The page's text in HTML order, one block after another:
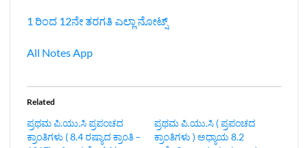
1 ರಿಂದ 12ನೇ ತರಗತಿ ಎಲ್ಲಾ ನೋಟ್ಸ್
All Notes App
Related
ಪ್ರಥಮ ಪಿ.ಯು.ಸಿ ಪ್ರಪಂಚದ
ಕ್ರಾಂತಿಗಳು ( 8.4 ರಷ್ಯಾದ ಕ್ರಾಂತಿ –
ಪ್ರಥಮ ಪಿ.ಯು.ಸಿ ( ಪ್ರಪಂಚದ
ಕ್ರಾಂತಿಗಳು ) ಅಧ್ಯಾಯ 8.2